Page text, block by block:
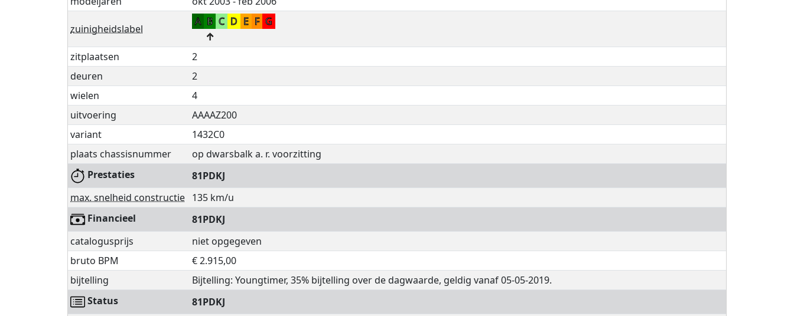
zuinigheidslabel
A B C D E F G
↑
zitplaatsen
2
deuren
2
wielen
4
uitvoering
AAAAZ200
variant
1432C0
plaats chassisnummer
op dwarsbalk a. r. voorzitting
Prestaties
81PDKJ
max. snelheid constructie 135 km/u
Financieel
81PDKJ
catalogusprijs
niet opgegeven
bruto BPM
€ 2.915,00
bijtelling
Bijtelling: Youngtimer, 35% bijtelling over de dagwaarde, geldig vanaf 05-05-2019.
Status
81PDKJ